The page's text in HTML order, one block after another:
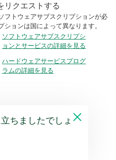
リクエストする
フトウェアサブスクリプションが必
ョンは国によって異なります。
ソフトウェアサブスクリプシ
ョンとサービスの詳細を見る
ハードウェアサービスプログ
ラムの詳細を見る
ちましたでしょ